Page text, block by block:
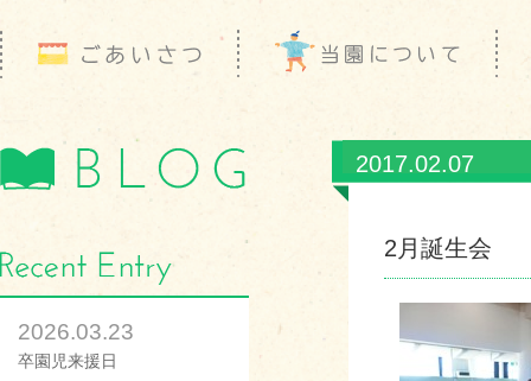
2026.03.23
卒園児来援日
2017.02.07
2月誕生会